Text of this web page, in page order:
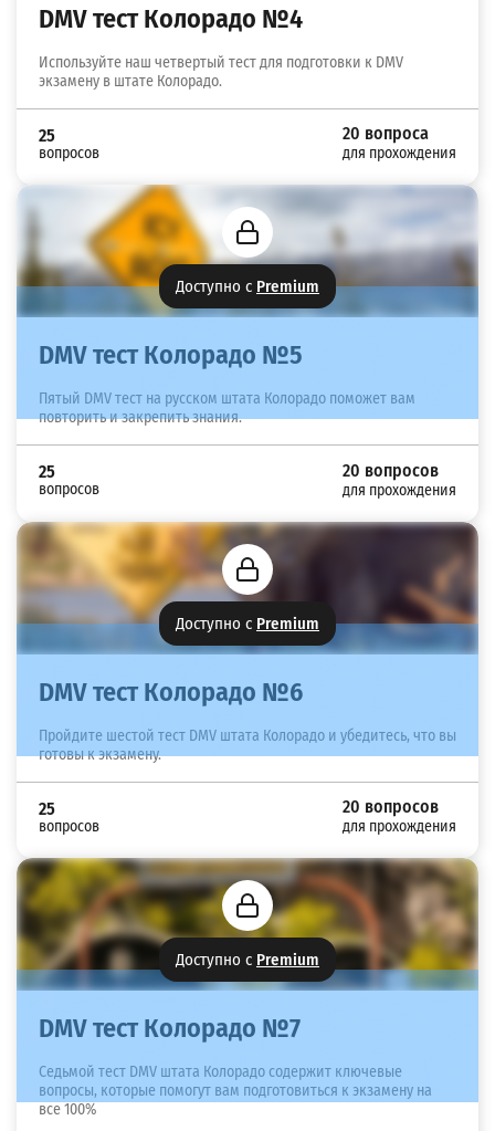
DMV тест Колорадо №4
Используйте наш четвертый тест для подготовки к DMV
экзамену в штате Колорадо.
25
вопросов
20 вопроса
для прохождения
Доступно с Premium
DMV тест Колорадо №5
Пятый DMV тест на русском штата Колорадо поможет вам
повторить и закрепить знания.
25
вопросов
20 вопросов
для прохождения
Доступно с Premium
DMV тест Колорадо №6
Пройдите шестой тест DMV штата Колорадо и убедитесь, что вы
готовы к экзамену.
25
вопросов
20 вопросов
для прохождения
Доступно с Premium
DMV тест Колорадо №7
Седьмой тест DMV штата Колорадо содержит ключевые
вопросы, которые помогут вам подготовиться к экзамену на
все 100%